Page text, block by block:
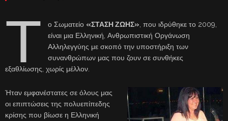
Τ ο Σωματείο «ΣΤΑΣΗ ΖΩΗΣ» , που ιδρύθηκε το 2009,
είναι μια Ελληνική, Ανθρωπιστική Οργάνωση
Αλληλεγγύης με σκοπό την υποστήριξη των
συνανθρώπων μας που ζουν σε συνθήκες
εξαθλίωσης, χωρίς μέλλον.
Ήταν εμφανέστατες σε όλους μας
οι επιπτώσεις της πολυεπίπεδης
κρίσης που βίωσε η Ελληνική